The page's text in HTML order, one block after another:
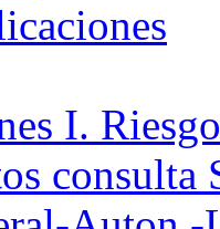
I.
consulta